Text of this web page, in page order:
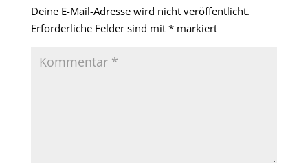
Deine E-Mail-Adresse wird nicht veröffentlicht.
Erforderliche Felder sind mit *markiert